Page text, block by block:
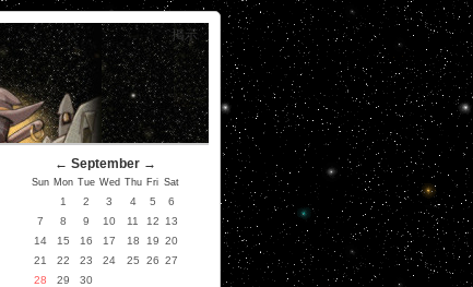
掲示
← September →
Sun Mon Tue Wed Thu Fri Sat
1 2 3 4 5
6
7
8 9 10 11 12
13
14
15 16 17 18 19 20
21
22 23 24 25 26 27
28
29 30